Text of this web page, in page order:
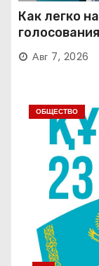
Как легко
голосования
Авг 7, 2026
ОБЩЕСТВО